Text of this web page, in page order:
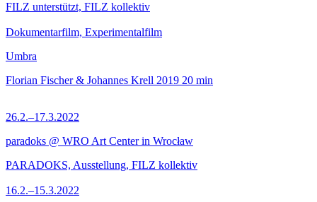
FILZ unterstützt, FILZ kollektiv
Dokumentarfilm, Experimentalfilm
Umbra
Florian Fischer & Johannes Krell 2019 20 min
26.2.–17.3.2022
paradoks @ WRO Art Center in Wrocław
PARADOKS, Ausstellung, FILZ kollektiv
16.2.–15.3.2022